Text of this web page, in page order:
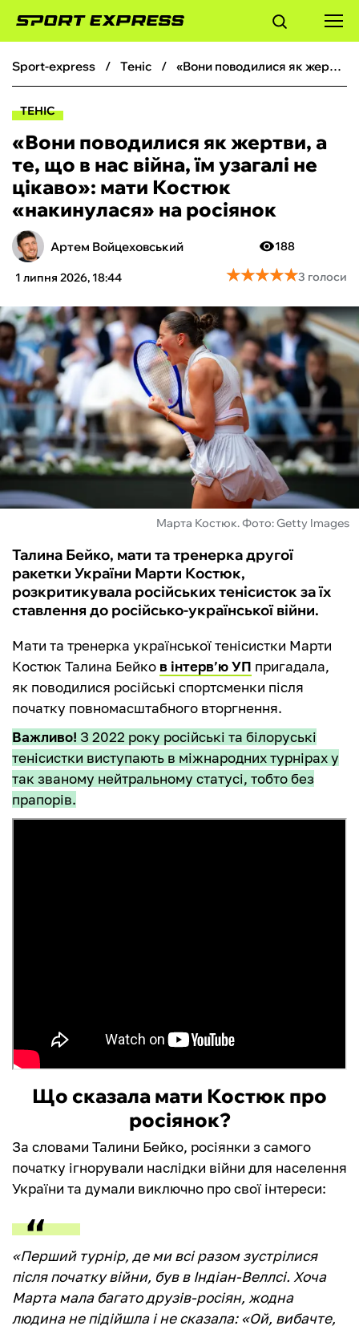
ФУТБОЛ
БОКС
ХОКЕЙ
ТЕНІС
КІБЕРСПОРТ
ЧС-2026
ФУТЗАЛ
ІНШІ
БУКМЕКЕРИ
sport-express теніс «Вони поводилися як жертви, а те, що в нас війна, їм узагалі не цікаво»: мати Костюк «накинулася» на росіянок
ТЕНІС
«Вони поводилися як жертви, а
те, що в нас війна, їм узагалі не
цікаво»: мати Костюк
«накинулася» на росіянок
Артем Войцеховський
1 липня 2026, 18:44
188
★★★★★
★★★★★3 голоси
Марта Костюк. Фото: Getty Images
Талина Бейко, мати та тренерка другої
ракетки України Марти Костюк,
розкритикувала російських тенісисток за їх
ставлення до російсько-української війни.
Мати та тренерка української тенісистки Марти
Костюк Талина Бейко в інтерв’ю УП пригадала,
як поводилися російські спортсменки після
початку повномасштабного вторгнення.
Важливо! З 2022 року російські та білоруські
тенісистки виступають в міжнародних турнірах у
так званому нейтральному статусі, тобто без
прапорів.
Що сказала мати Костюк про
росіянок?
За словами Талини Бейко, росіянки з самого
початку ігнорували наслідки війни для населення
України та думали виключно про свої інтереси:
«Перший турнір, де ми всі разом зустрілися
після початку війни, був в Індіан-Веллсі. Хоча
Марта мала багато друзів-росіян, жодна
людина не підійшла і не сказала: «Ой, вибачте,